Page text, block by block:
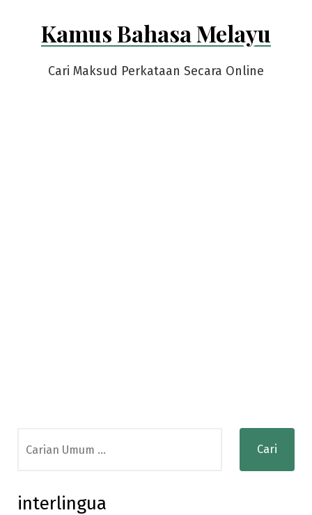
Kamus Bahasa Melayu
Cari Maksud Perkataan Secara Online
for:
interlingua